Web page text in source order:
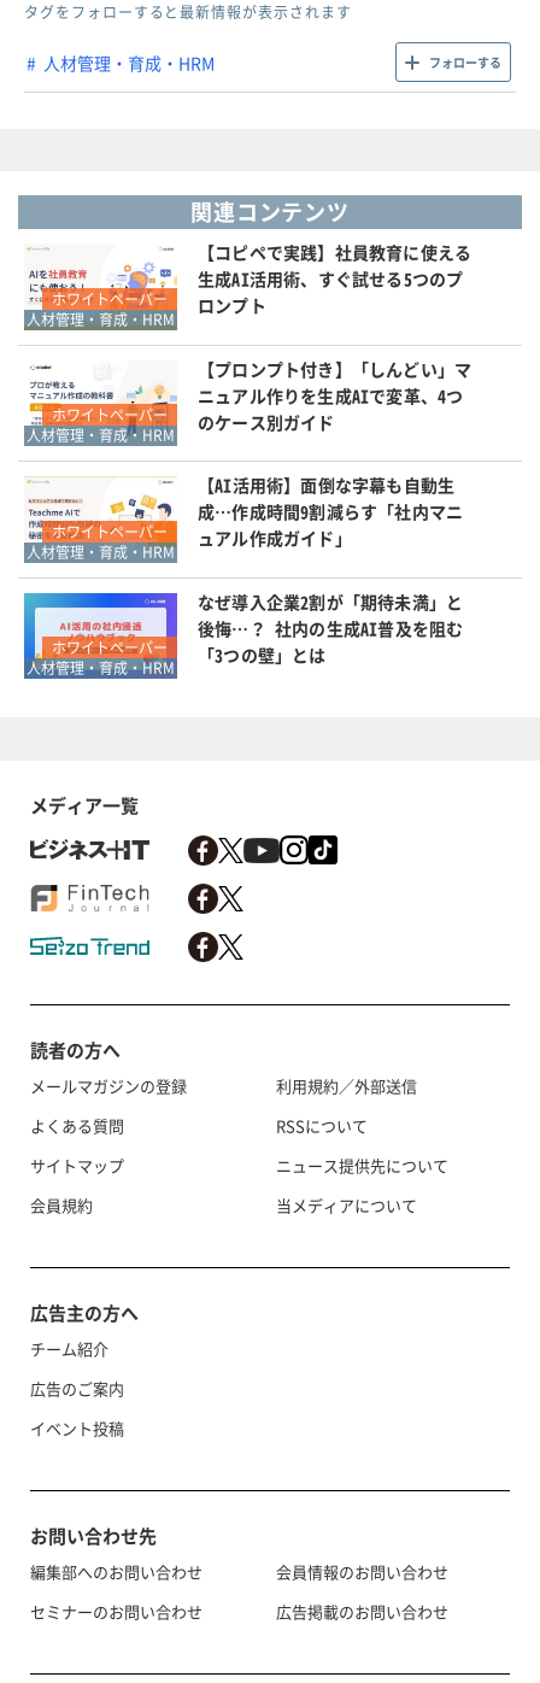
タグをフォローすると最新情報が表示されます
人材管理・育成・HRM フォローする
関連コンテンツ
ホワイトペーパー
人材管理・育成・HRM
【コピペで実践】社員教育に使える
生成AI活用術、すぐ試せる5つのプ
ロンプト
ホワイトペーパー
人材管理・育成・HRM
【プロンプト付き】「しんどい」マ
ニュアル作りを生成AIで変革、4つ
のケース別ガイド
ホワイトペーパー
人材管理・育成・HRM
【AI活用術】面倒な字幕も自動生
成…作成時間9割減らす「社内マニ
ュアル作成ガイド」
ホワイトペーパー
人材管理・育成・HRM
なぜ導入企業2割が「期待未満」と
後悔…？ 社内の生成AI普及を阻む
「3つの壁」とは
メディア一覧
読者の方へ
メールマガジンの登録
よくある質問
サイトマップ
会員規約
利用規約／外部送信
RSSについて
ニュース提供先について
当メディアについて
広告主の方へ
チーム紹介
広告のご案内
イベント投稿
お問い合わせ先
編集部へのお問い合わせ
セミナーのお問い合わせ
会員情報のお問い合わせ
広告掲載のお問い合わせ